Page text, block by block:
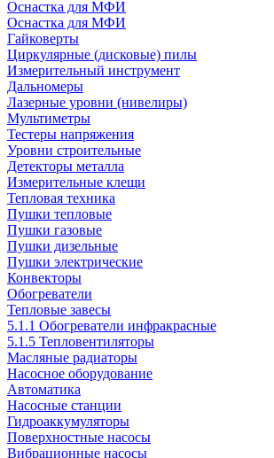
Оснастка для МФИ
Оснастка для МФИ
Гайковерты
Циркулярные (дисковые) пилы
Измерительный инструмент
Дальномеры
Лазерные уровни (нивелиры)
Мультиметры
Тестеры напряжения
Уровни строительные
Детекторы металла
Измерительные клещи
Тепловая техника
Пушки тепловые
Пушки газовые
Пушки дизельные
Пушки электрические
Конвекторы
Обогреватели
Тепловые завесы
5.1.1 Обогреватели инфракрасные
5.1.5 Тепловентиляторы
Масляные радиаторы
Насосное оборудование
Автоматика
Насосные станции
Гидроаккумуляторы
Поверхностные насосы
Вибрационные насосы